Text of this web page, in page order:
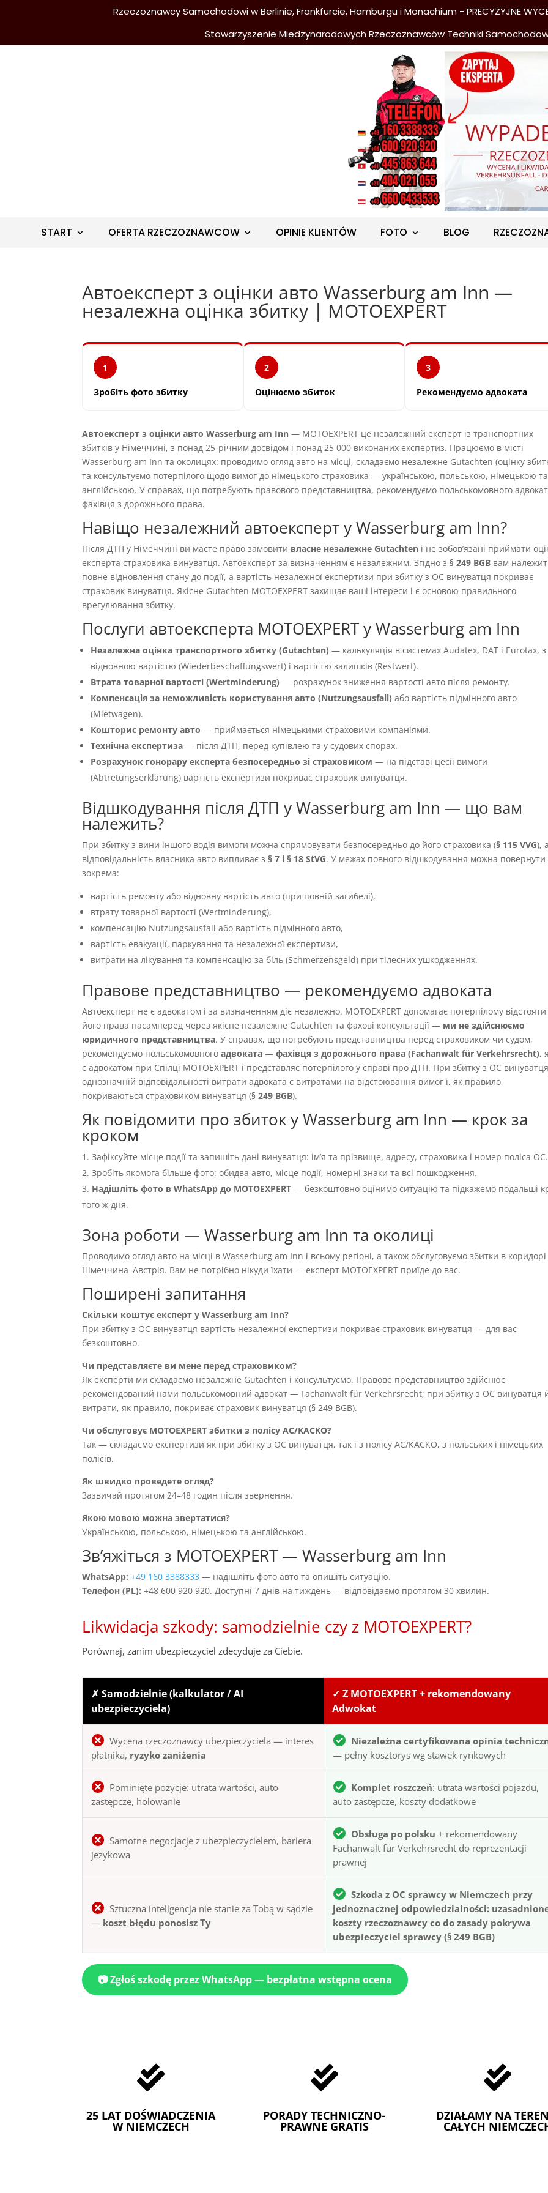
Rzeczoznawcy Samochodowi w Berlinie, Frankfurcie, Hamburgu i Monachium - PRECYZYJNE
Stowarzyszenie Miedzynarodowych Rzeczoznawców Techniki
START OFERTA RZECZOZNAWCOW OPINIE KLIENTÓW FOTO BLOG
Автоексперт з оцінки авто Wasserburg am Inn —
незалежна оцінка збитку | MOTOEXPERT
1
Зробіть фото збитку
2
Оцінюємо збиток
3
Рекомендуємо адвоката
Автоексперт з оцінки авто Wasserburg am Inn — MOTOEXPERT це незалежний експерт із транспортних
збитків у Німеччині, з понад 25-річним досвідом і понад 25 000 виконаних експертиз. Працюємо в місті
Wasserburg am Inn та околицях: проводимо огляд авто на місці, складаємо незалежне Gutachten (оцінку
та консультуємо потерпілого щодо вимог до німецького страховика — українською, польською, німецькою та
англійською. У справах, що потребують правового представництва, рекомендуємо польськомовного
фахівця з дорожнього права.
Навіщо незалежний автоексперт у Wasserburg am Inn?
Після ДТП у Німеччині ви маєте право замовити власне незалежне Gutachten і не зобовʼязані приймати
експерта страховика винуватця. Автоексперт за визначенням є незалежним. Згідно з§ 249 BGB вам
повне відновлення стану до події, а вартість незалежної експертизи при збитку з OC винуватця покриває
страховик винуватця. Якісне Gutachten MOTOEXPERT захищає ваші інтереси і є основою правильного
врегулювання збитку.
Послуги автоексперта MOTOEXPERT у Wasserburg am Inn
Незалежна оцінка транспортного збитку (Gutachten) — калькуляція в системах Audatex, DAT і Eurotax, з
відновною вартістю (Wiederbeschaffungswert) і вартістю залишків (Restwert).
Втрата товарної вартості (Wertminderung) — розрахунок зниження вартості авто після ремонту.
Компенсація за неможливість користування авто (Nutzungsausfall) або вартість підмінного авто
(Mietwagen).
Кошторис ремонту авто — приймається німецькими страховими компаніями.
Технічна експертиза — після ДТП, перед купівлею та у судових спорах.
Розрахунок гонорару експерта безпосередньо зі страховиком — на підставі цесії вимоги
(Abtretungserklärung) вартість експертизи покриває страховик винуватця.
Відшкодування після ДТП у Wasserburg am Inn — що вам
належить?
При збитку з вини іншого водія вимоги можна спрямовувати безпосередньо до його страховика (§ 115 VVG),
відповідальність власника авто випливає з§ 7 і § 18 StVG. У межах повного відшкодування можна повернути
зокрема:
вартість ремонту або відновну вартість авто (при повній загибелі),
втрату товарної вартості (Wertminderung),
компенсацію Nutzungsausfall або вартість підмінного авто,
вартість евакуації, паркування та незалежної експертизи,
витрати на лікування та компенсацію за біль (Schmerzensgeld) при тілесних ушкодженнях.
Правове представництво — рекомендуємо адвоката
Автоексперт не є адвокатом і за визначенням діє незалежно. MOTOEXPERT допомагає потерпілому відстояти
його права насамперед через якісне незалежне Gutachten та фахові консультації — ми не здійснюємо
юридичного представництва. У справах, що потребують представництва перед страховиком чи судом,
рекомендуємо польськомовногоадвоката — фахівця з дорожнього права (Fachanwalt für Verkehrsrecht),
є адвокатом при Спілці MOTOEXPERT і представляє потерпілого у справі про ДТП. При збитку з OC
однозначній відповідальності витрати адвоката є витратами на відстоювання вимог і, як правило,
покриваються страховиком винуватця (§ 249 BGB).
Як повідомити про збиток у Wasserburg am Inn — крок за
кроком
Зафіксуйте місце події та запишіть дані винуватця: імʼя та прізвище, адресу, страховика і номер поліса OC.
Зробіть якомога більше фото: обидва авто, місце події, номерні знаки та всі пошкодження.
Надішліть фото в WhatsApp до MOTOEXPERT — безкоштовно оцінимо ситуацію та підкажемо подальші
того ж дня.
Зона роботи — Wasserburg am Inn та околиці
Проводимо огляд авто на місці в Wasserburg am Inn і всьому регіоні, а також обслуговуємо збитки в коридорі
Німеччина–Австрія. Вам не потрібно нікуди їхати — експерт MOTOEXPERT приїде до вас.
Поширені запитання
Скільки коштує експерт у Wasserburg am Inn?
При збитку з OC винуватця вартість незалежної експертизи покриває страховик винуватця — для вас
безкоштовно.
Чи представляєте ви мене перед страховиком?
Як експерти ми складаємо незалежне Gutachten і консультуємо. Правове представництво здійснює
рекомендований нами польськомовний адвокат — Fachanwalt für Verkehrsrecht; при збитку з OC винуватця
витрати, як правило, покриває страховик винуватця (§ 249 BGB).
Чи обслуговує MOTOEXPERT збитки з полісу AC/КАСКО?
Так — складаємо експертизи як при збитку з OC винуватця, так і з полісу AC/КАСКО, з польських і німецьких
полісів.
Як швидко проведете огляд?
Зазвичай протягом 24–48 годин після звернення.
Якою мовою можна звертатися?
Українською, польською, німецькою та англійською.
Звʼяжіться з MOTOEXPERT — Wasserburg am Inn
WhatsApp: +49 160 3388333 — надішліть фото авто та опишіть ситуацію.
Телефон (PL): +48 600 920 920. Доступні 7 днів на тиждень — відповідаємо протягом 30 хвилин.
Likwidacja szkody: samodzielnie czy z MOTOEXPERT?
Porównaj, zanim ubezpieczyciel zdecyduje za Ciebie.
✗ Samodzielnie (kalkulator / AI
ubezpieczyciela)
✓ Z MOTOEXPERT + rekomendowany
Adwokat
Wycena rzeczoznawcy ubezpieczyciela — interes
płatnika, ryzyko zaniżenia
Niezależna certyfikowana opinia
— pełny kosztorys wg stawek rynkowych
Pominięte pozycje: utrata wartości, auto
zastępcze, holowanie
Komplet roszczeń: utrata wartości pojazdu,
auto zastępcze, koszty dodatkowe
Samotne negocjacje z ubezpieczycielem, bariera
językowa
Obsługa po polsku + rekomendowany
Fachanwalt für Verkehrsrecht do reprezentacji
prawnej
Sztuczna inteligencja nie stanie za Tobą w sądzie
— koszt błędu ponosisz Ty
Szkoda z OC sprawcy w Niemczech przy
jednoznacznej odpowiedzialności:
koszty rzeczoznawcy co do zasady pokrywa
ubezpieczyciel sprawcy (§ 249 BGB)
📷 Zgłoś szkodę przez WhatsApp — bezpłatna wstępna ocena

25 LAT DOŚWIADCZENIA
W NIEMCZECH

PORADY TECHNICZNO-
PRAWNE GRATIS

DZIAŁAMY NA
CAŁYCH